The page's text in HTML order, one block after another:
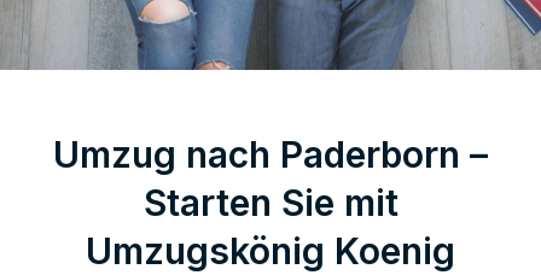
Umzug nach Paderborn –
Starten Sie mit
Umzugskönig Koenig